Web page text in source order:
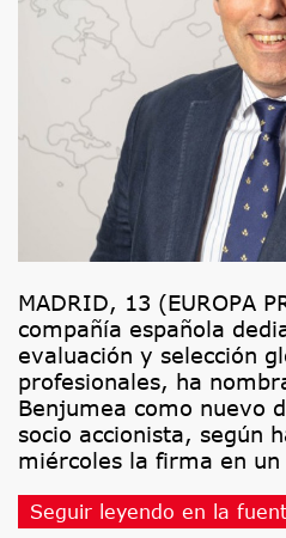
MADRID, 13 (EUROPA
compañía española
evaluación y selección
profesionales, ha
Benjumea como nuevo
socio accionista, según
miércoles la firma en un
Seguir leyendo en la